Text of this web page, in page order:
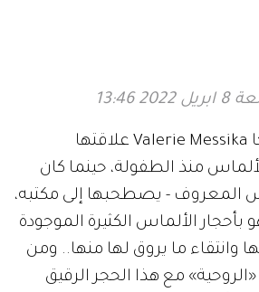
2022 13:46
بدأت فاليري ميسيكا Valerie Messika علاقتها
منذ الطفولة، حينما كان
المعروف - يصطحبها إلى مكتبه،
الألماس الكثيرة الموجودة
وانتقاء ما يروق لها منها.. ومن
مع هذا الحجر الرقيق